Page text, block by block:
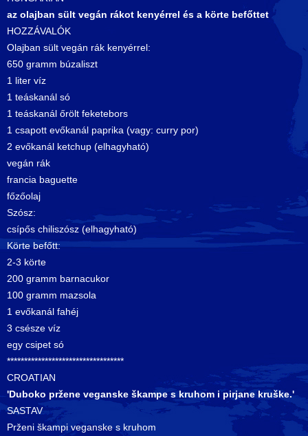
az olajban sült vegán rákot kenyérrel és a körte befőttet
HOZZÁVALÓK
Olajban sült vegán rák kenyérrel:
650 gramm búzaliszt
1 liter víz
1 teáskanál só
1 teáskanál őrölt feketebors
1 csapott evőkanál paprika (vagy: curry por)
2 evőkanál ketchup (elhagyható)
vegán rák
francia baguette
főzőolaj
Szósz:
csípős chiliszósz (elhagyható)
Körte befőtt:
2-3 körte
200 gramm barnacukor
100 gramm mazsola
1 evőkanál fahéj
3 csésze víz
egy csipet só
**********************************
CROATIAN
'Duboko pržene veganske škampe s kruhom i pirjane kruške.'
SASTAV
Prženi škampi veganske s kruhom